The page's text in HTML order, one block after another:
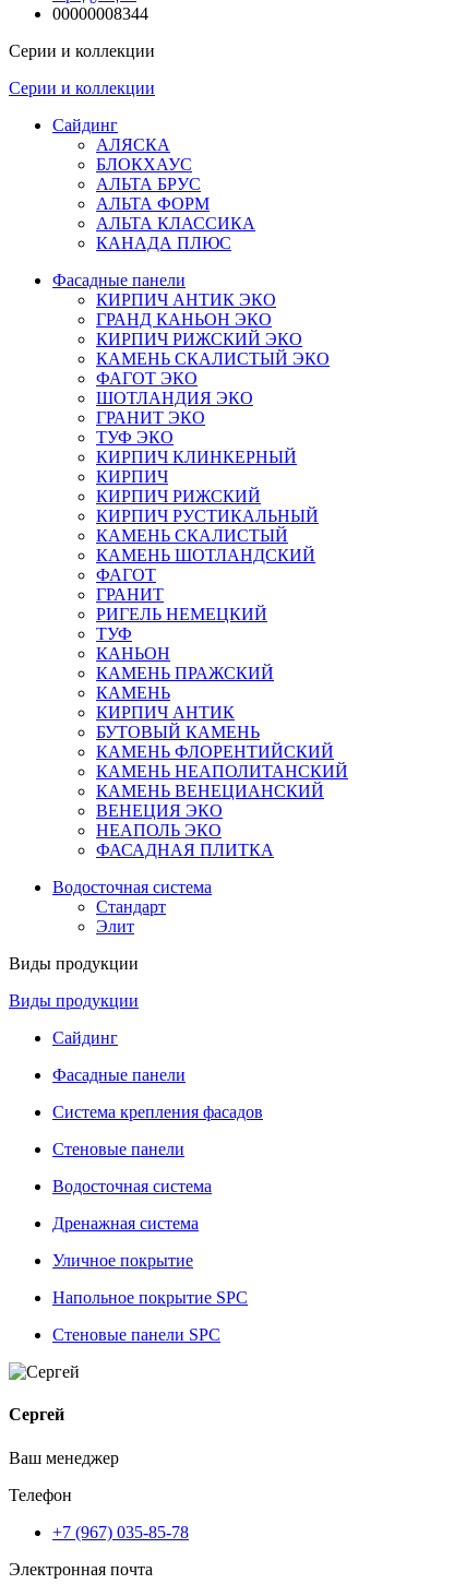
00000008344
Серии и коллекции
Серии и коллекции
Сайдинг
АЛЯСКА
БЛОКХАУС
АЛЬТА БРУС
АЛЬТА ФОРМ
АЛЬТА КЛАССИКА
КАНАДА ПЛЮС
Фасадные панели
КИРПИЧ АНТИК ЭКО
ГРАНД КАНЬОН ЭКО
КИРПИЧ РИЖСКИЙ ЭКО
КАМЕНЬ СКАЛИСТЫЙ ЭКО
ФАГОТ ЭКО
ШОТЛАНДИЯ ЭКО
ГРАНИТ ЭКО
ТУФ ЭКО
КИРПИЧ КЛИНКЕРНЫЙ
КИРПИЧ
КИРПИЧ РИЖСКИЙ
КИРПИЧ РУСТИКАЛЬНЫЙ
КАМЕНЬ СКАЛИСТЫЙ
КАМЕНЬ ШОТЛАНДСКИЙ
ФАГОТ
ГРАНИТ
РИГЕЛЬ НЕМЕЦКИЙ
ТУФ
КАНЬОН
КАМЕНЬ ПРАЖСКИЙ
КАМЕНЬ
КИРПИЧ АНТИК
БУТОВЫЙ КАМЕНЬ
КАМЕНЬ ФЛОРЕНТИЙСКИЙ
КАМЕНЬ НЕАПОЛИТАНСКИЙ
КАМЕНЬ ВЕНЕЦИАНСКИЙ
ВЕНЕЦИЯ ЭКО
НЕАПОЛЬ ЭКО
ФАСАДНАЯ ПЛИТКА
Водосточная система
Стандарт
Элит
Виды продукции
Виды продукции
Сайдинг
Фасадные панели
Система крепления фасадов
Стеновые панели
Водосточная система
Дренажная система
Уличное покрытие
Напольное покрытие SPC
Стеновые панели SPC
Сергей
Ваш менеджер
Телефон
+7 (967) 035-85-78
Электронная почта